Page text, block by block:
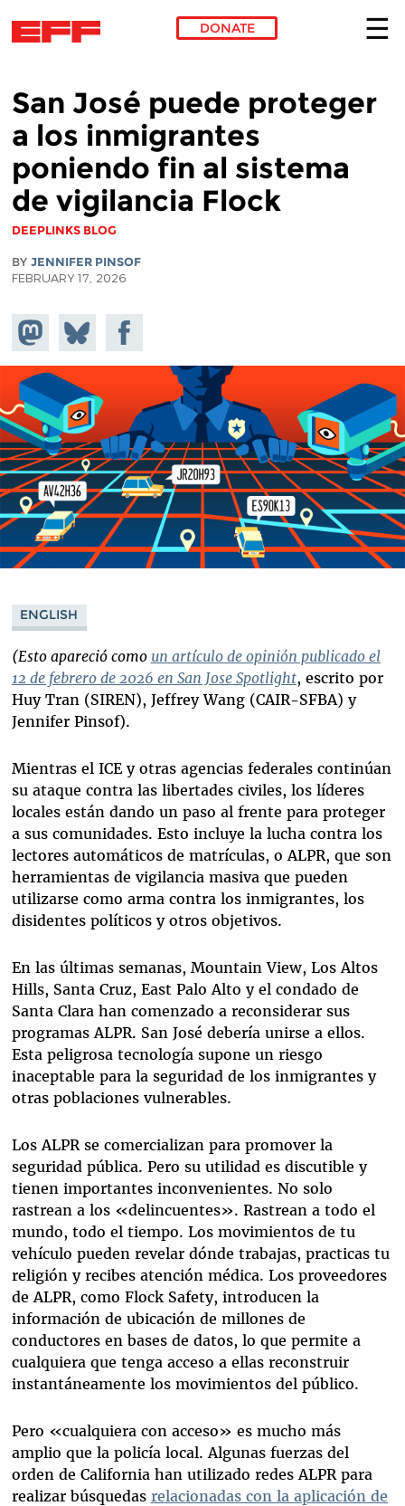
DONATE
San José puede proteger
a los inmigrantes
poniendo fin al sistema
de vigilancia Flock
DEEPLINKS BLOG
BY JENNIFER PINSOF
FEBRUARY 17, 2026
Share on
Mastodon
Share
on
Bluesky
Share on
Facebook
ENGLISH
(Esto apareció como un artículo de opinión publicado el
12 de febrero de 2026 en San Jose Spotlight, escrito por
Huy Tran (SIREN), Jeffrey Wang (CAIR-SFBA) y
Jennifer Pinsof).
Mientras el ICE y otras agencias federales continúan
su ataque contra las libertades civiles, los líderes
locales están dando un paso al frente para proteger
a sus comunidades. Esto incluye la lucha contra los
lectores automáticos de matrículas, o ALPR, que son
herramientas de vigilancia masiva que pueden
utilizarse como arma contra los inmigrantes, los
disidentes políticos y otros objetivos.
En las últimas semanas, Mountain View, Los Altos
Hills, Santa Cruz, East Palo Alto y el condado de
Santa Clara han comenzado a reconsiderar sus
programas ALPR. San José debería unirse a ellos.
Esta peligrosa tecnología supone un riesgo
inaceptable para la seguridad de los inmigrantes y
otras poblaciones vulnerables.
Los ALPR se comercializan para promover la
seguridad pública. Pero su utilidad es discutible y
tienen importantes inconvenientes. No solo
rastrean a los «delincuentes». Rastrean a todo el
mundo, todo el tiempo. Los movimientos de tu
vehículo pueden revelar dónde trabajas, practicas tu
religión y recibes atención médica. Los proveedores
de ALPR, como Flock Safety, introducen la
información de ubicación de millones de
conductores en bases de datos, lo que permite a
cualquiera que tenga acceso a ellas reconstruir
instantáneamente los movimientos del público.
Pero «cualquiera con acceso» es mucho más
amplio que la policía local. Algunas fuerzas del
orden de California han utilizado redes ALPR para
realizar búsquedas relacionadas con la aplicación de